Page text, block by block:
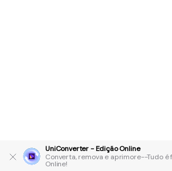
UniConverter - Edição Online
Converta, remova e aprimore--Tudo é
Online!